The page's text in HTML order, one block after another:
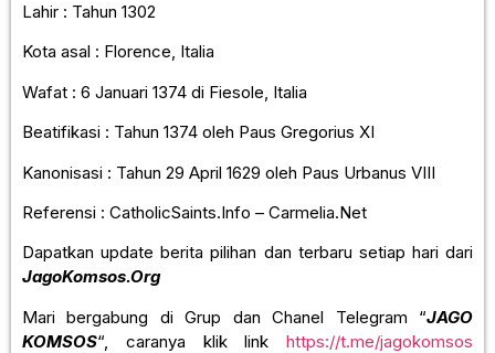
Lahir : Tahun 1302
Kota asal : Florence, Italia
Wafat : 6 Januari 1374 di Fiesole, Italia
Beatifikasi : Tahun 1374 oleh Paus Gregorius XI
Kanonisasi : Tahun 29 April 1629 oleh Paus Urbanus VIII
Referensi : CatholicSaints.Info – Carmelia.Net
Dapatkan update berita pilihan dan terbaru setiap hari dari
JagoKomsos.Org
Mari bergabung di Grup dan Chanel Telegram “JAGO
KOMSOS“, caranya klik link https://t.me/jagokomsos